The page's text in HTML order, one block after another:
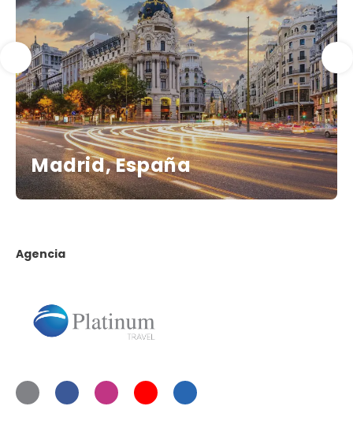
Madrid, España
Agencia